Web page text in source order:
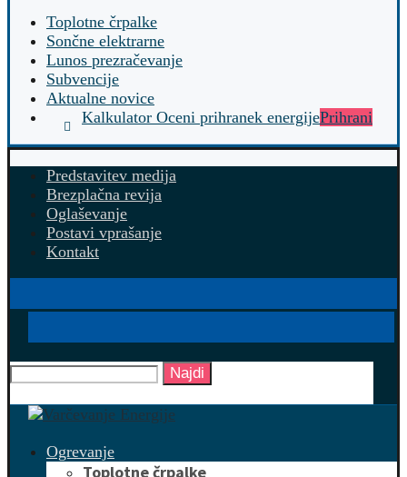
Toplotne črpalke
Sončne elektrarne
Lunos prezračevanje
Subvencije
Aktualne novice
Kalkulator Oceni prihranek energijePrihrani
Predstavitev medija
Brezplačna revija
Oglaševanje
Postavi vprašanje
Kontakt
Najdi
Ogrevanje
Toplotne črpalke